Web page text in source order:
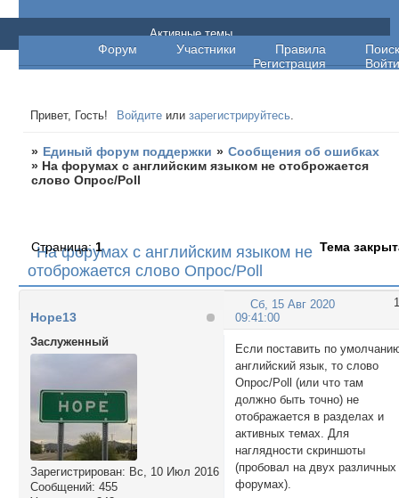
Единый форум поддержки
Форум Участники Правила
Поиск
Регистрация
Войти
Активные темы
Привет, Гость! Войдите илизарегистрируйтесь.
» Единый форум поддержки » Сообщения об ошибках
» На форумах с английским языком не отоброжается
слово Опрос/Poll
На форумах с английским языком не
отоброжается слово Опрос/Poll
Страница:1 Тема
1
Сб, 15 Авг 2020
09:41:00
Hope13
Заслуженный
Зарегистрирован: Вс, 10 Июл 2016
Сообщений: 455
Если поставить по
английский язык, то слово
Опрос/Poll (или что там
должно быть точно) не
отображается в разделах и
активных темах. Для
наглядности скриншоты
(пробовал на двух различных
форумах).